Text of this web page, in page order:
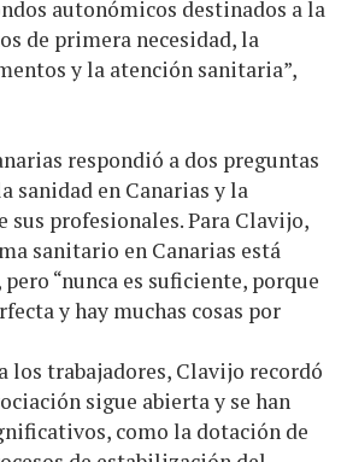
autonómicos destinados a la
de primera necesidad, la
y la atención sanitaria”,
respondió a dos preguntas
sanidad en Canarias y la
sus profesionales. Para Clavijo,
sanitario en Canarias está
“nunca es suficiente, porque
y hay muchas cosas por
los trabajadores, Clavijo recordó
sigue abierta y se han
como la dotación de